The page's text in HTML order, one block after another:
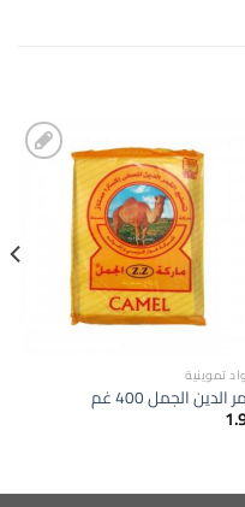
تموينية
الدين الجمل 400 غم